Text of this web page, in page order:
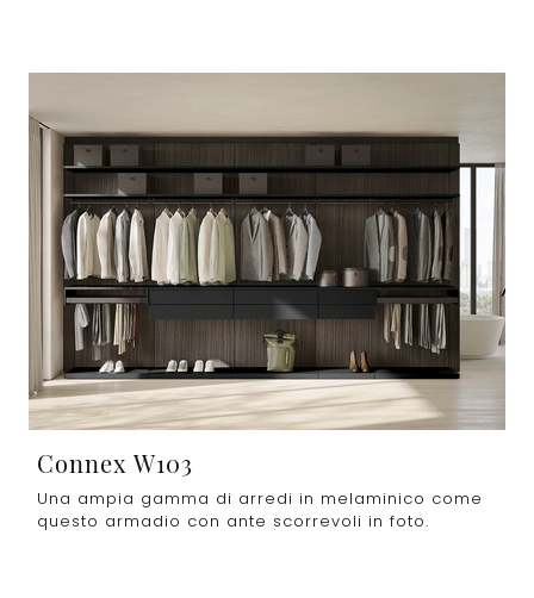
Connex W103
Una ampia gamma di arredi in melaminico come
questo armadio con ante scorrevoli in foto.